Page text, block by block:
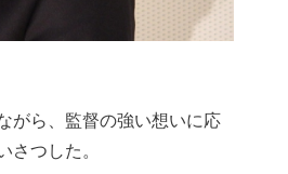
がら、監督の強い想いに応
つした。